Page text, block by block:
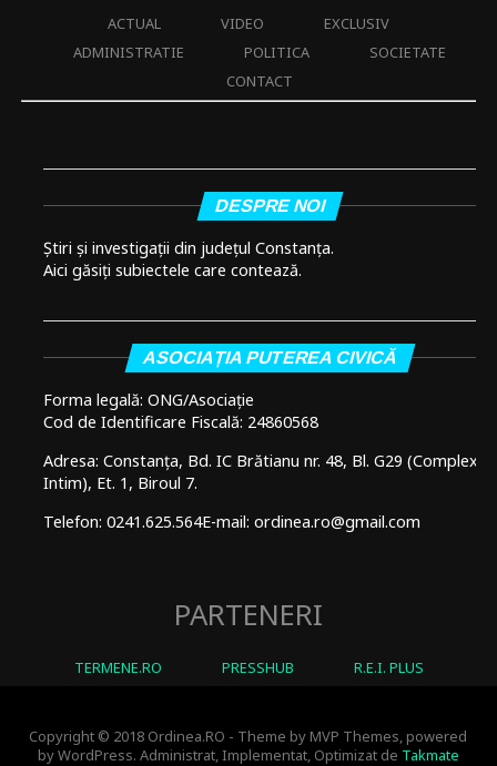
ACTUAL VIDEO
EXCLUSIV
ADMINISTRATIE
POLITICA
SOCIETATE
CONTACT
DESPRE NOI
Știri și investigații din județul Constanța.
Aici găsiți subiectele care contează.
ASOCIAȚIA PUTEREA CIVICĂ
Forma legală: ONG/Asociație
Cod de Identificare Fiscală: 24860568
Adresa: Constanța, Bd. IC Brătianu nr. 48, Bl. G29 (Complex
Intim), Et. 1, Biroul 7.
Telefon: 0241.625.564E-mail: ordinea.ro@gmail.com
PARTENERI
TERMENE.RO PRESSHUB R.E.I. PLUS
Copyright © 2018 Ordinea.RO - Theme by MVP Themes, powered
by WordPress. Administrat, Implementat, Optimizat de Takmate